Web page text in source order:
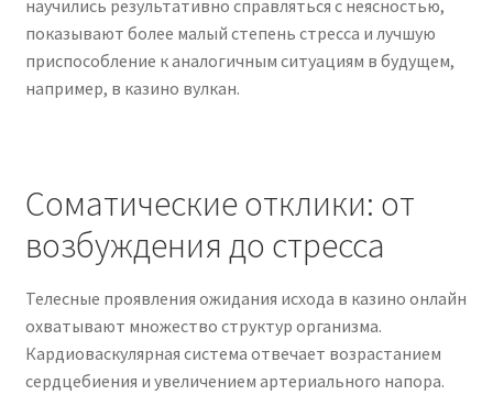
научились результативно справляться с неясностью,
показывают более малый степень стресса и лучшую
приспособление к аналогичным ситуациям в будущем,
например, в казино вулкан.
Соматические отклики: от
возбуждения до стресса
Телесные проявления ожидания исхода в казино онлайн
охватывают множество структур организма.
Кардиоваскулярная система отвечает возрастанием
сердцебиения и увеличением артериального напора.